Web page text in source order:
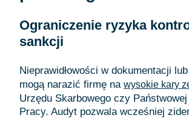
Ograniczenie ryzyka
sankcji
Nieprawidłowości w dokumentacji
mogą narazić firmę na wysokie kary
Urzędu Skarbowego czy
Pracy. Audyt pozwala wcześniej